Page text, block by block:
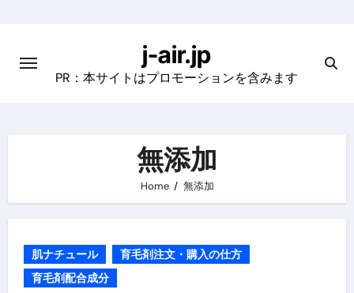
content
j-air.jp
PR：本サイトはプロモーションを含みます
無添加
Home 無添加
肌ナチュール
育毛剤注文・購入の仕方
育毛剤配合成分